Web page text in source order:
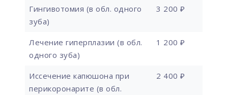
Гингивотомия (в обл. одного
зуба)
3 200 ₽
Лечение гиперплазии (в обл.
одного зуба)
1 200 ₽
Иссечение капюшона при
перикоронарите (в обл.
2 400 ₽